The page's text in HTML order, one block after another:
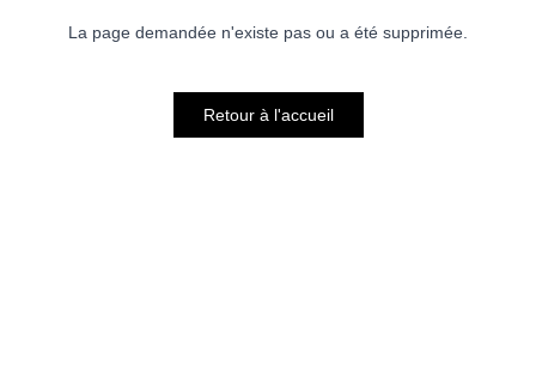
La page demandée n'existe pas ou a été supprimée.
Retour à l'accueil